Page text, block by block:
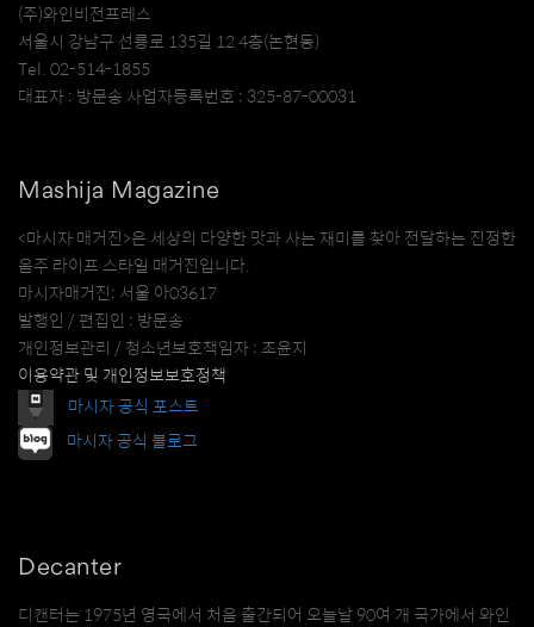
(주)와인비전프레스
서울시 강남구 선릉로 135길 12 4층(논현동)
Tel. 02-514-1855
대표자 : 방문송 사업자등록번호 : 325-87-00031
Mashija Magazine
<마시자 매거진>은 세상의 다양한 맛과 사는 재미를 찾아 전달하는 진정한
음주 라이프 스타일 매거진입니다.
마시자매거진: 서울 아03617
발행인 / 편집인 : 방문송
개인정보관리 / 청소년보호책임자 : 조윤지
이용약관 및 개인정보보호정책
마시자 공식 포스트
마시자 공식 블로그
Decanter
디캔터는 1975년 영국에서 처음 출간되어 오늘날 90여 개 국가에서 와인